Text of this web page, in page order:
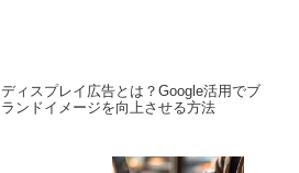
ディスプレイ広告とは？Google活用でブ
ランドイメージを向上させる方法